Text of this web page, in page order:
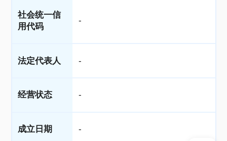
社会统一信
用代码
-
法定代表人 -
经营状态 -
成立日期 -